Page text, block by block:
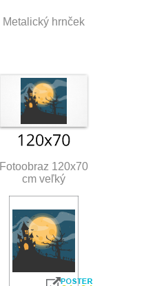
Metalický hrnček
Fotoobraz 120x70
cm veľký